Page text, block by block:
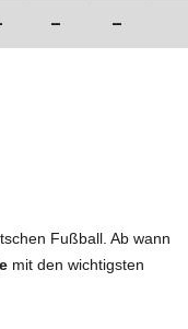
– –
Fußball. Ab wann
mit den wichtigsten